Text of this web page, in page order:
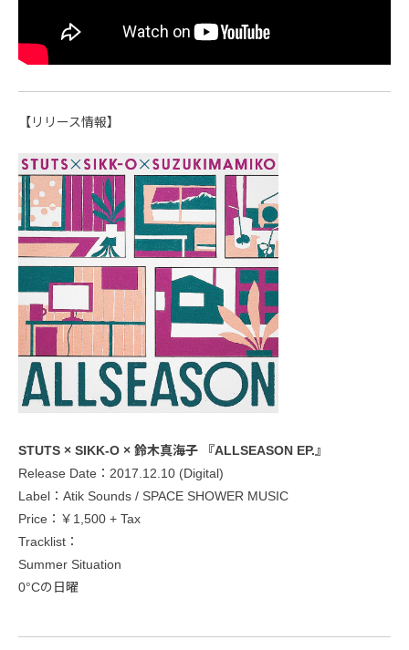
【リリース情報】
STUTS × SIKK-O × 鈴木真海子 『ALLSEASON EP.』
Release Date：2017.12.10 (Digital)
Label：Atik Sounds / SPACE SHOWER MUSIC
Price：￥1,500 + Tax
Tracklist：
Summer Situation
0°Cの日曜